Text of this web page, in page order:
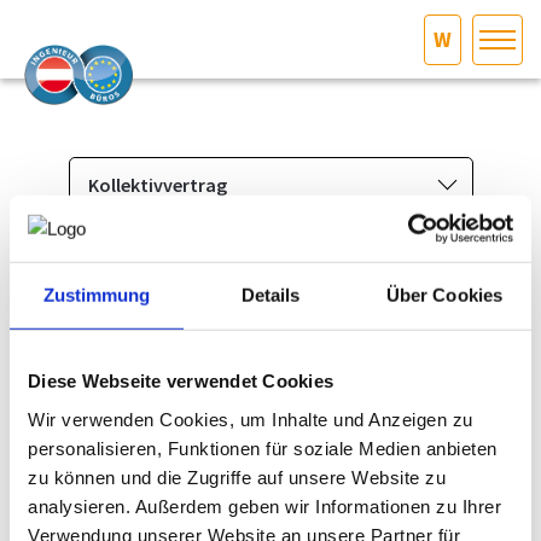
Zustimmung Details Über Cookies
Diese Webseite verwendet Cookies
Wir verwenden Cookies, um Inhalte und Anzeigen zu
personalisieren, Funktionen für soziale Medien anbieten
zu können und die Zugriffe auf unsere Website zu
analysieren. Außerdem geben wir Informationen zu Ihrer
Verwendung unserer Website an unsere Partner für
W
AKTUELLES/INGOO
MITGLIEDER­VERZEICHNIS
SERVICE
KONTAKT
Kollektivvertrag
Berufsbild & Gründung
Branchenrecht
Allgemeine Geschäftsbedingungen
Standesregeln
Kollektivvertrag
Versicherung
Broschüre "Haftungsansprüche
Welcher Kollektivvertrag gilt für Ingenieurbüros?
für Angestellte in Information und Consulting
Kollektivvertrag Information und Consulting 2026
Gehaltsordnung Information und Consulting, Angestellte,
gültig ab 1.1.2026 - WKO
Information zum KV-Abschluss 2026 für Angestellte in